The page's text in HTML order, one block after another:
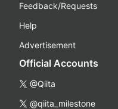
Feedback/Requests
Help
Advertisement
Official Accounts
@Qiita
@qiita_milestone